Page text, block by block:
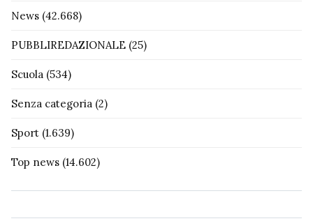
News (42.668)
PUBBLIREDAZIONALE (25)
Scuola (534)
Senza categoria (2)
Sport (1.639)
Top news (14.602)